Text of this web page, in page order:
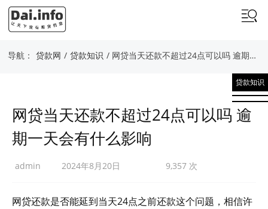
导航： 贷款网 / 贷款知识 / 网贷当天还款不超过24点可以吗 逾期一天会有什么影响
贷款知识
网贷当天还款不超过24点可以吗 逾
期一天会有什么影响
admin 2024年8月20日 9,357 次
网贷还款是否能延到当天24点之前还款这个问题，相信许